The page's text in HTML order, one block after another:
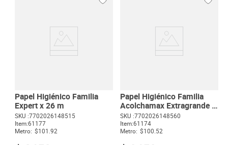
Papel Higiénico Familia
Expert x 26 m
SKU :7702026148515
Item:61177
Metro: $101.92
Papel Higiénico Familia
Acolchamax Extragrande 4
unds x 24 m c/u
SKU :7702026148560
Item:61174
Metro: $100.52